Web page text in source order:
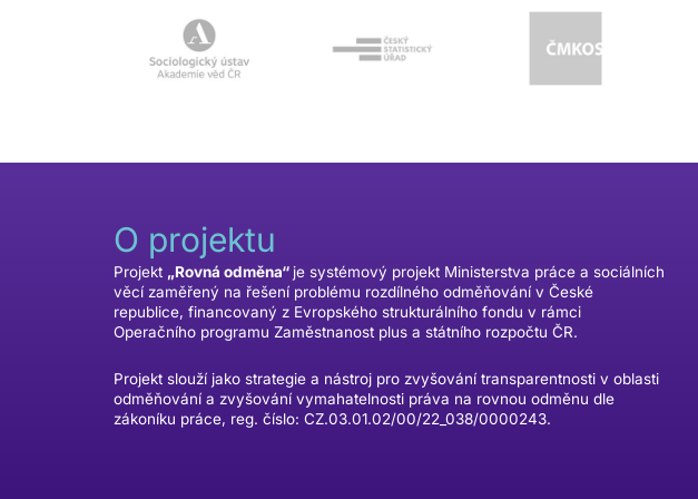
O projektu
Projekt „Rovná odměna“ je systémový projekt Ministerstva práce a sociálních
věcí zaměřený na řešení problému rozdílného odměňování v České
republice, financovaný z Evropského strukturálního fondu v rámci
Operačního programu Zaměstnanost plus a státního rozpočtu ČR.
Projekt slouží jako strategie a nástroj pro zvyšování transparentnosti v oblasti
odměňování a zvyšování vymahatelnosti práva na rovnou odměnu dle
zákoníku práce, reg. číslo: CZ.03.01.02/00/22_038/0000243.